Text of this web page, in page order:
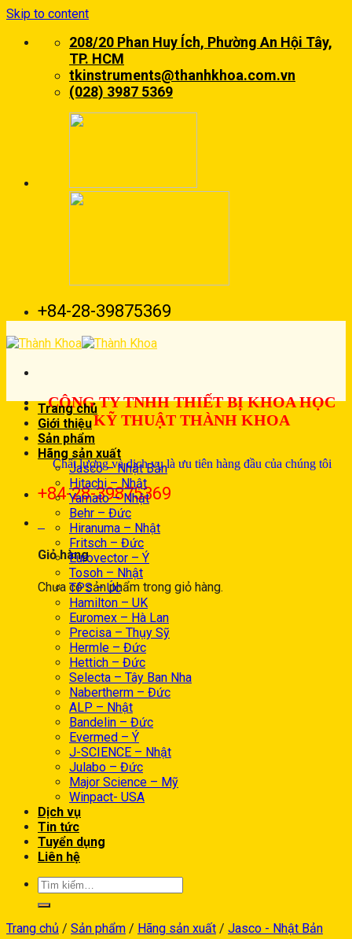
Skip to content
208/20 Phan Huy Ích, Phường An Hội Tây,
TP. HCM
tkinstruments@thanhkhoa.com.vn
(028) 3987 5369
+84-28-39875369
CÔNG TY TNHH THIẾT BỊ KHOA HỌC
KỸ THUẬT THÀNH KHOA
Chất lượng và dịch vụ là ưu tiên hàng đầu của chúng tôi
+84-28-39875369
Giỏ hàng
Chưa có sản phẩm trong giỏ hàng.
Trang chủ
Giới thiệu
Sản phẩm
Hãng sản xuất
Jasco – Nhật Bản
Hitachi – Nhật
Yamato – Nhật
Behr – Đức
Hiranuma – Nhật
Fritsch – Đức
Eurovector – Ý
Tosoh – Nhật
TPS – Úc
Hamilton – UK
Euromex – Hà Lan
Precisa – Thụy Sỹ
Hermle – Đức
Hettich – Đức
Selecta – Tây Ban Nha
Nabertherm – Đức
ALP – Nhật
Bandelin – Đức
Evermed – Ý
J-SCIENCE – Nhật
Julabo – Đức
Major Science – Mỹ
Winpact- USA
Dịch vụ
Tin tức
Tuyển dụng
Liên hệ
Trang chủ / Sản phẩm / Hãng sản xuất / Jasco - Nhật Bản